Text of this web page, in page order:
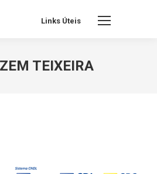
Links Úteis
TEIXEIRA